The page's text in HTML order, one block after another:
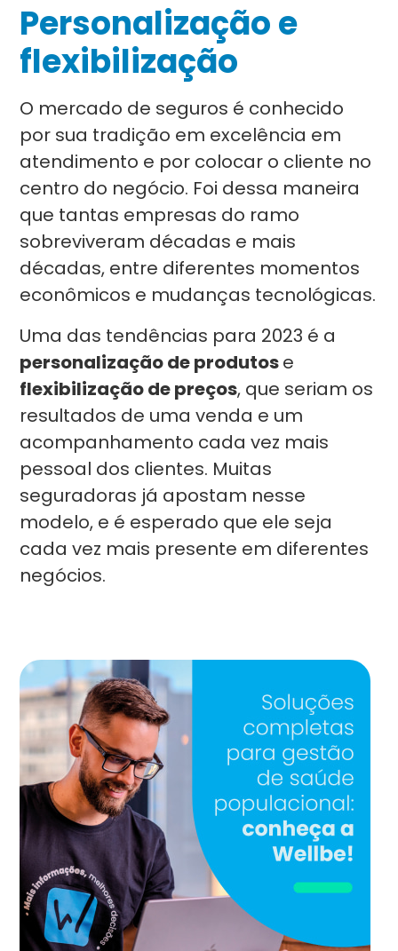
Personalização e
flexibilização
O mercado de seguros é conhecido
por sua tradição em excelência em
atendimento e por colocar o cliente no
centro do negócio. Foi dessa maneira
que tantas empresas do ramo
sobreviveram décadas e mais
décadas, entre diferentes momentos
econômicos e mudanças tecnológicas.
Uma das tendências para 2023 é a
personalização de produtose
flexibilização de preços, que seriam os
resultados de uma venda e um
acompanhamento cada vez mais
pessoal dos clientes. Muitas
seguradoras já apostam nesse
modelo, e é esperado que ele seja
cada vez mais presente em diferentes
negócios.